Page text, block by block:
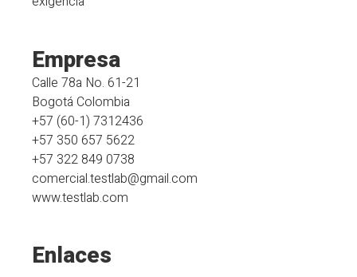
Empresa
Calle 78a No. 61-21
Bogotá Colombia
+57 (60-1) 7312436
+57 350 657 5622
+57 322 849 0738
comercial.testlab@gmail.com
www.testlab.com
Enlaces